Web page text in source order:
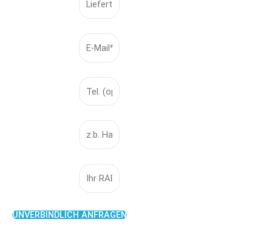
UNVERBINDLICH ANFRAGEN